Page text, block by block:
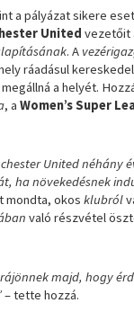
a pályázat sikere
United vezetőit
. A
ráadásul
a helyét.
, aWomen’s Super
United néhány
ha növekedésnek
mondta, okosklubról
való részvétel
majd, hogy
– tette hozzá.